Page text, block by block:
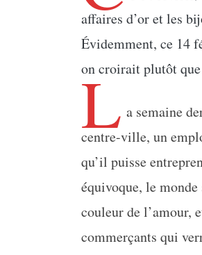
affaires d’or et les
Évidemment, ce 14
on croirait plutôt que
L a semaine
centre-ville, un
qu’il puisse
équivoque, le
couleur de l’amour,
commerçants qui